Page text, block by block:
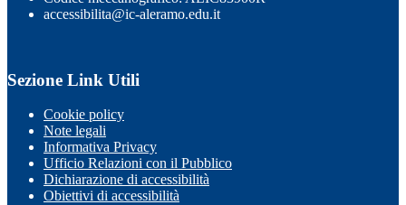
accessibilita@ic-aleramo.edu.it
Sezione Link Utili
Cookie policy
Note legali
Informativa Privacy
Ufficio Relazioni con il Pubblico
Dichiarazione di accessibilità
Obiettivi di accessibilità